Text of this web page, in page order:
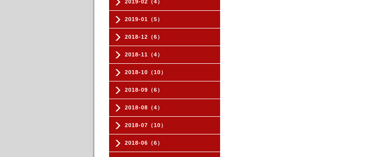
2019-02（4）
2019-01（5）
2018-12（6）
2018-11（4）
2018-10（10）
2018-09（6）
2018-08（4）
2018-07（10）
2018-06（6）